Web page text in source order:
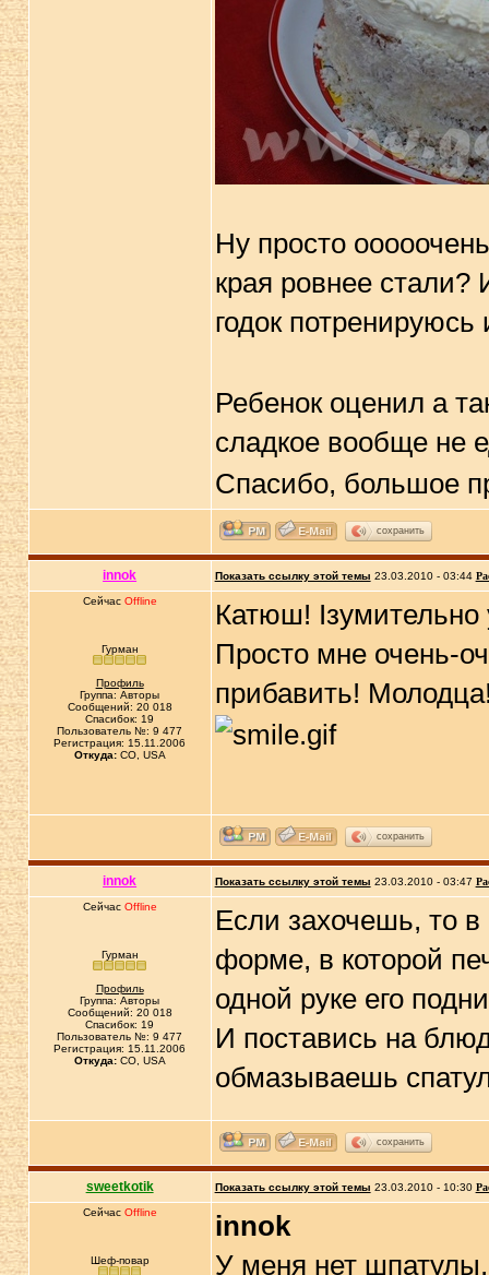
Ну просто
края ровнее
годок
Ребенок оценил а
сладкое вообще не
Спасибо, большое
сохранить
innok Показать ссылку этой темы 23.03.2010 - 03:44
Сейчас Offline
Гурман
Профиль
Группа: Авторы
Сообщений: 20 018
Спасибок: 19
Пользователь №: 9 477
Регистрация: 15.11.2006
Откуда:CO, USA
Катюш! Iзумительно
Просто мне очень-
прибавить!
сохранить
innok Показать ссылку этой темы 23.03.2010 - 03:47
Сейчас Offline
Гурман
Профиль
Группа: Авторы
Сообщений: 20 018
Спасибок: 19
Пользователь №: 9 477
Регистрация: 15.11.2006
Откуда:CO, USA
Если захочешь, то
форме, в которой
одной руке его
И поставись на
обмазываешь
сохранить
sweetkotik Показать ссылку этой темы 23.03.2010 - 10:30
Сейчас Offline
Шеф-повар
innok
У меня нет